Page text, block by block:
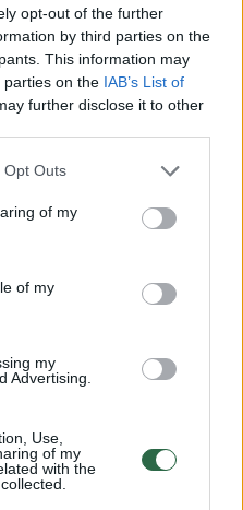
opt-out of the further
by third parties on the
This information may
parties on the IAB’s List of
further disclose it to other
Opt Outs
of my
of my
my
Advertising.
Use,
of my
with the